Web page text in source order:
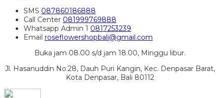
SMS 087860186888
Call Center 081999769888
Whatsapp Admin 1 0817253239
Email roseflowershopbali@gmail.com
Buka jam 08.00 s/d jam 18.00, Minggu libur.
Jl. Hasanuddin No.28, Dauh Puri Kangin, Kec. Denpasar Barat,
Kota Denpasar, Bali 80112